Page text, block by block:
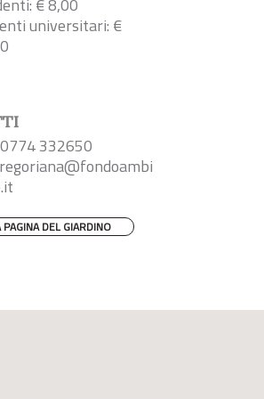
€ 8,00
universitari: €
332650
PAGINA DEL GIARDINO